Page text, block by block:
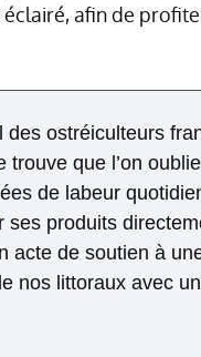
afin de
ostréiculteurs
que l’on
de labeur
produits
acte de soutien à
nos littoraux avec